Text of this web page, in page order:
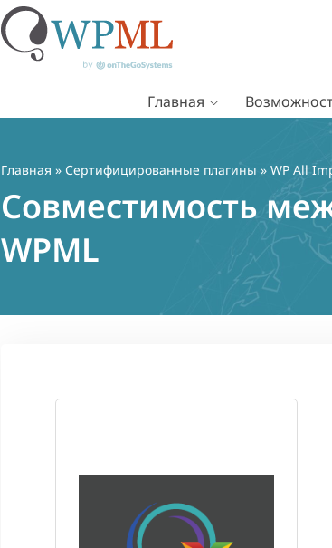
Главная
Главная » Сертифицированные плагины » WP All
Совместимость
WPML